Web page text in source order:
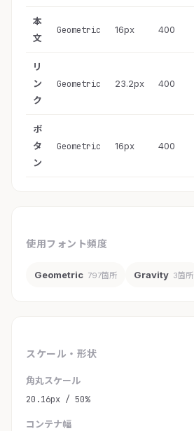
本
文
Geometric 16px 400
リ
ン
ク
Geometric 23.2px 400
ボ
タ
ン
Geometric 16px 400
使用フォント頻度
Geometric 797箇所 Gravity 3箇所
スケール・形状
角丸スケール
20.16px / 50%
コンテナ幅